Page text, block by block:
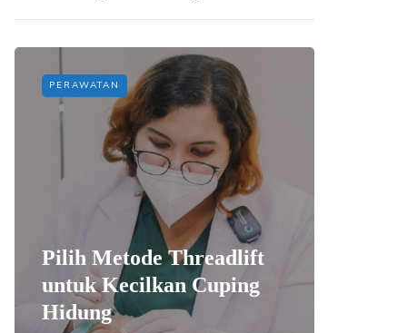
PERAWATAN
Pilih Metode Threadlift
untuk Kecilkan Cuping
Hidung